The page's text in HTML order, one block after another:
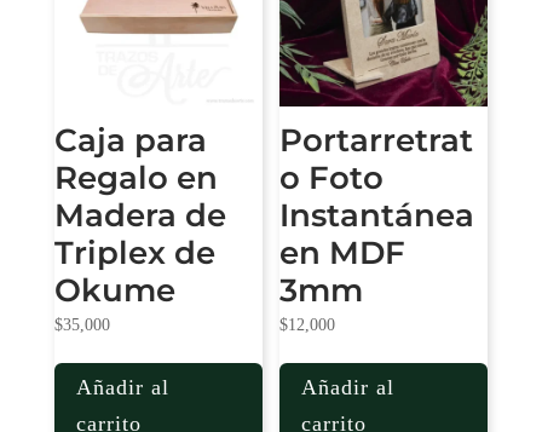
Caja para
Regalo en
Madera de
Triplex de
Okume
$35,000
Añadir al
carrito
Portarretrat
o Foto
Instantánea
en MDF
3mm
$12,000
Añadir al
carrito